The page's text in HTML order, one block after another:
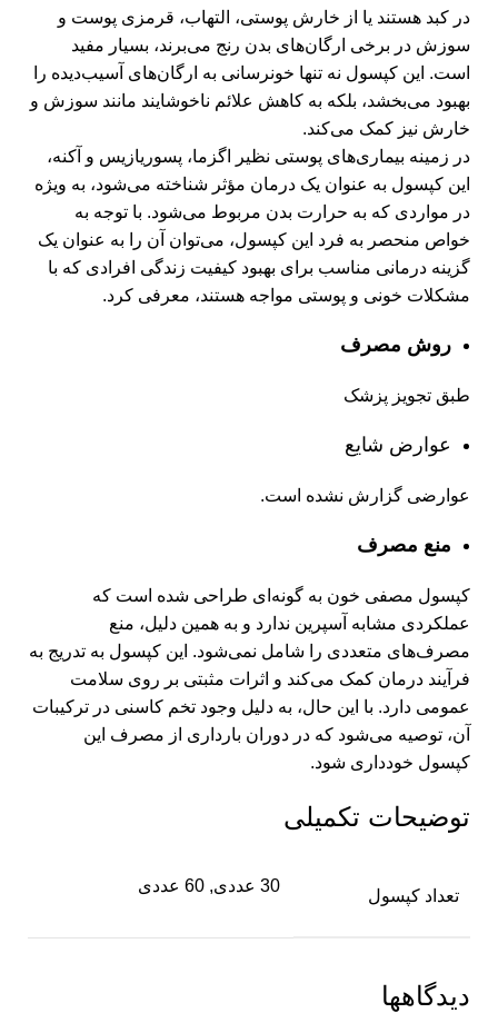
در کبد هستند یا از خارش پوستی، التهاب، قرمزی پوست و
سوزش در برخی ارگان‌های بدن رنج می‌برند، بسیار مفید
است. این کپسول نه تنها خونرسانی به ارگان‌های آسیب‌دیده را
بهبود می‌بخشد، بلکه به کاهش علائم ناخوشایند مانند سوزش و
خارش نیز کمک می‌کند.
در زمینه بیماری‌های پوستی نظیر اگزما، پسوریازیس و آکنه،
این کپسول به عنوان یک درمان مؤثر شناخته می‌شود، به ویژه
در مواردی که به حرارت بدن مربوط می‌شود. با توجه به
خواص منحصر به فرد این کپسول، می‌توان آن را به عنوان یک
گزینه درمانی مناسب برای بهبود کیفیت زندگی افرادی که با
مشکلات خونی و پوستی مواجه هستند، معرفی کرد.
روش مصرف
طبق تجویز پزشک
عوارض شایع
عوارضی گزارش نشده است.
منع مصرف
کپسول مصفی خون به گونه‌ای طراحی شده است که
عملکردی مشابه آسپرین ندارد و به همین دلیل، منع
مصرف‌های متعددی را شامل نمی‌شود. این کپسول به تدریج به
فرآیند درمان کمک می‌کند و اثرات مثبتی بر روی سلامت
عمومی دارد. با این حال، به دلیل وجود تخم کاسنی در ترکیبات
آن، توصیه می‌شود که در دوران بارداری از مصرف این
کپسول خودداری شود.
توضیحات تکمیلی
تعداد کپسول
30 عددی, 60 عددی
دیدگاهها